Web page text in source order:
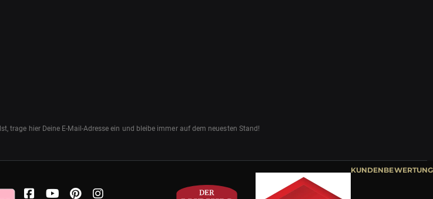
trage hier Deine E-Mail-Adresse ein und bleibe immer auf dem neuesten Stand!
KUNDENBEWERTUNG